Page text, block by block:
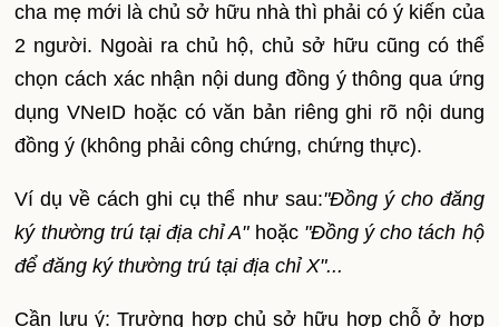
cha mẹ mới là chủ sở hữu nhà thì phải có ý kiến của
2 người. Ngoài ra chủ hộ, chủ sở hữu cũng có thể
chọn cách xác nhận nội dung đồng ý thông qua ứng
dụng VNeID hoặc có văn bản riêng ghi rõ nội dung
đồng ý (không phải công chứng, chứng thực).
Ví dụ về cách ghi cụ thể như sau:"Đồng ý cho đăng
ký thường trú tại địa chỉ A"hoặc "Đồng ý cho tách hộ
để đăng ký thường trú tại địa chỉ X"...
Cần lưu ý: Trường hợp chủ sở hữu hợp chỗ ở hợp